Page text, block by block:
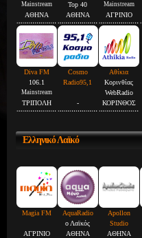
Mainstream
ΑΘΗΝΑ
Top 40
ΑΘΗΝΑ
Mainstream
ΑΓΡΙΝΙΟ
Diva FM
106.1
Mainstream
ΤΡΙΠΟΛΗ
Cosmo
Radio95,1
-
Αθίκια
Κορινθίας
WebRadio
ΚΟΡΙΝΘΟΣ
ΕλληνικόΛαϊκό
Magia FM
ΑΓΡΙΝΙΟ
AquaRadio
ο Λαϊκός
ΑΘΗΝΑ
Apollon
Studio
ΑΘΗΝΑ